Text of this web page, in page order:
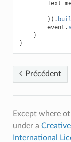
Text
)).
event .
}
}
Précédent
Except where
under a
International